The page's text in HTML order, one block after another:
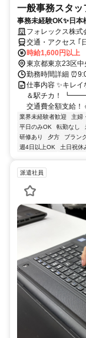
一般事務スタッ
事務未経験OK✨日
フォレックス株式
交通・アクセス ｢
給
時給1,600円以上
東京都東京23区中
勤務時間詳細
仕事内容 ✨キレ
＆駅チカ！
交通費全額支給
業界未経験者歓迎 主婦
平日のみOK
転勤なし
研修あり
夕方 ブラン
週4日以上OK
土日祝休
派遣社員